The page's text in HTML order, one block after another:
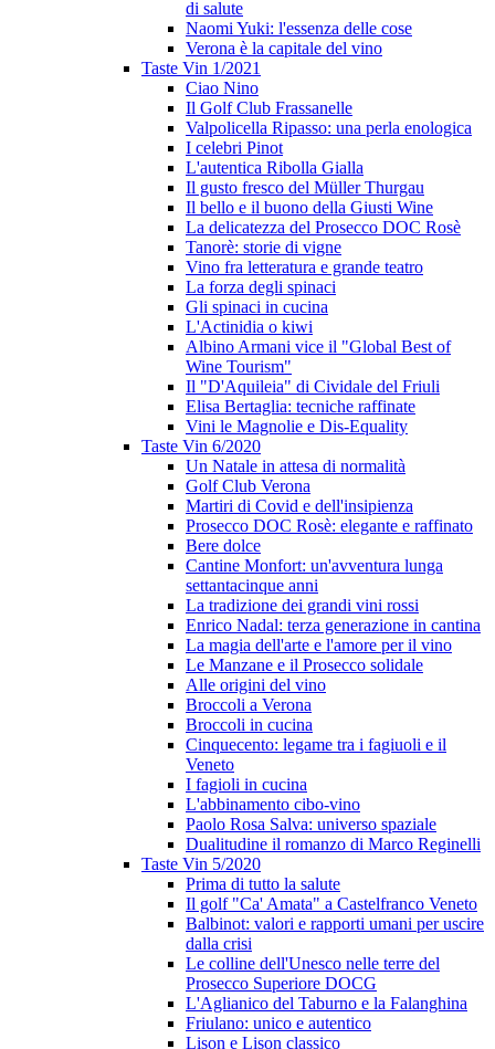
di salute
Naomi Yuki: l'essenza delle cose
Verona è la capitale del vino
Taste Vin 1/2021
Ciao Nino
Il Golf Club Frassanelle
Valpolicella Ripasso: una perla enologica
I celebri Pinot
L'autentica Ribolla Gialla
Il gusto fresco del Müller Thurgau
Il bello e il buono della Giusti Wine
La delicatezza del Prosecco DOC Rosè
Tanorè: storie di vigne
Vino fra letteratura e grande teatro
La forza degli spinaci
Gli spinaci in cucina
L'Actinidia o kiwi
Albino Armani vice il "Global Best of
Wine Tourism"
Il "D'Aquileia" di Cividale del Friuli
Elisa Bertaglia: tecniche raffinate
Vini le Magnolie e Dis-Equality
Taste Vin 6/2020
Un Natale in attesa di normalità
Golf Club Verona
Martiri di Covid e dell'insipienza
Prosecco DOC Rosè: elegante e raffinato
Bere dolce
Cantine Monfort: un'avventura lunga
settantacinque anni
La tradizione dei grandi vini rossi
Enrico Nadal: terza generazione in cantina
La magia dell'arte e l'amore per il vino
Le Manzane e il Prosecco solidale
Alle origini del vino
Broccoli a Verona
Broccoli in cucina
Cinquecento: legame tra i fagiuoli e il
Veneto
I fagioli in cucina
L'abbinamento cibo-vino
Paolo Rosa Salva: universo spaziale
Dualitudine il romanzo di Marco Reginelli
Taste Vin 5/2020
Prima di tutto la salute
Il golf "Ca' Amata" a Castelfranco Veneto
Balbinot: valori e rapporti umani per uscire
dalla crisi
Le colline dell'Unesco nelle terre del
Prosecco Superiore DOCG
L'Aglianico del Taburno e la Falanghina
Friulano: unico e autentico
Lison e Lison classico